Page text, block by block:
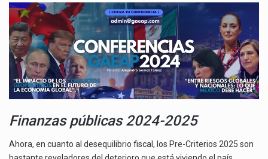
Finanzas públicas 2024-2025
Ahora, en cuanto al desequilibrio fiscal, los Pre-Criterios 2025 son